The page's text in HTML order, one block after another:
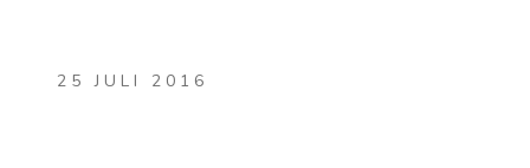
25 JULI 2016